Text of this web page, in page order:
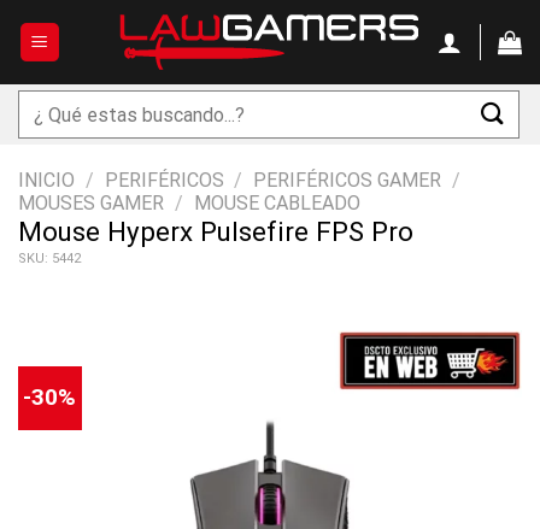
Buscar
por:
INICIO / PERIFÉRICOS / PERIFÉRICOS GAMER /
MOUSES GAMER / MOUSE CABLEADO
Mouse Hyperx Pulsefire FPS Pro
SKU: 5442
-30%